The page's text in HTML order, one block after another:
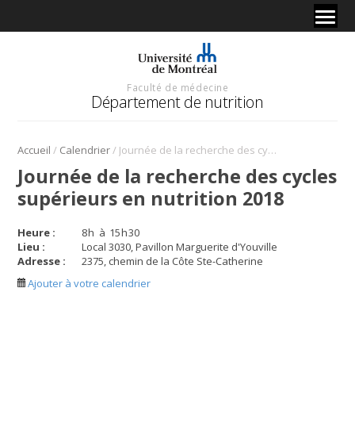
Faculté de médecine
Département de nutrition
Accueil / Calendrier/ Journée de la recherche des cycles supérieurs en nutrition 2018
Journée de la recherche des cycles
supérieurs en nutrition 2018
Heure : 8h à 15h30
Lieu :
Local 3030, Pavillon Marguerite d'Youville
Adresse :
2375, chemin de la Côte Ste-Catherine
Ajouter à votre calendrier